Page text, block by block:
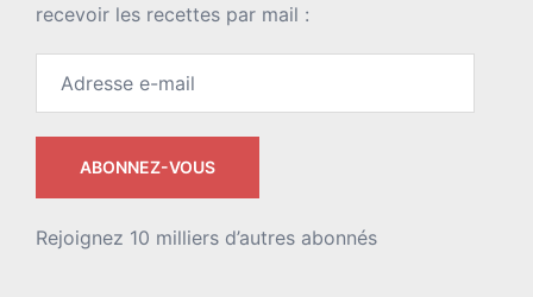
recevoir les recettes par mail :
ABONNEZ-VOUS
Rejoignez 10 milliers d’autres abonnés